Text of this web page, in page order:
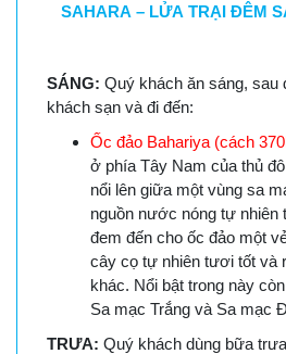
SAHARA – LỬA TRẠI ĐÊM
SÁNG: Quý khách ăn sáng, sau
khách sạn và đi đến:
Ốc đảo Bahariya (cách
ở phía Tây Nam của thủ
nổi lên giữa một vùng sa
nguồn nước nóng tự nhiên
đem đến cho ốc đảo một
cây cọ tự nhiên tươi tốt và
khác. Nổi bật trong này
Sa mạc Trắng và Sa mạc
TRƯA: Quý khách dùng bữa